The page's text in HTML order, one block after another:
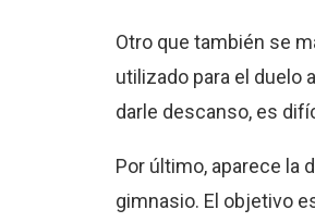
Otro que también se
utilizado para el duelo
darle descanso, es
Por último, aparece la
gimnasio. El objetivo